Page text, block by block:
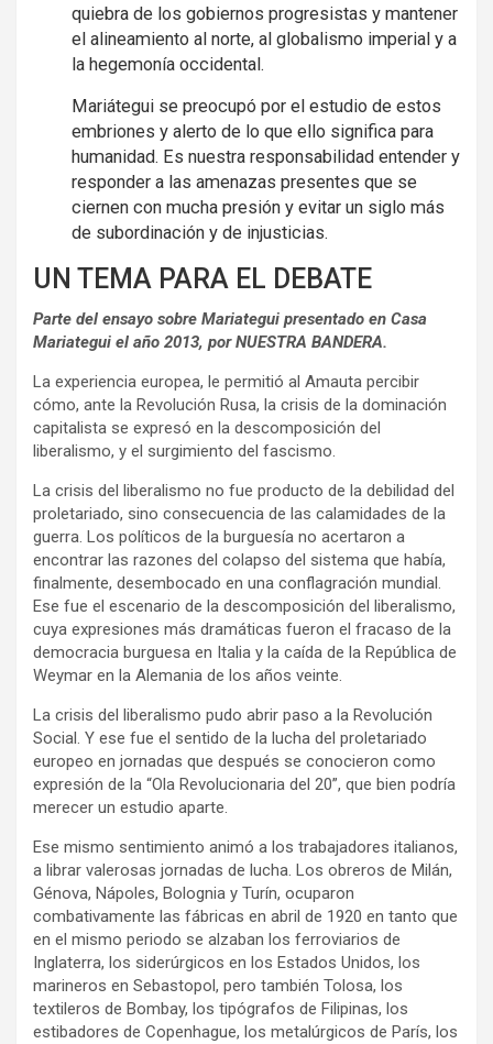
quiebra de los gobiernos progresistas y mantener
el alineamiento al norte, al globalismo imperial y a
la hegemonía occidental.
Mariátegui se preocupó por el estudio de estos
embriones y alerto de lo que ello significa para
humanidad. Es nuestra responsabilidad entender y
responder a las amenazas presentes que se
ciernen con mucha presión y evitar un siglo más
de subordinación y de injusticias.
UN TEMA PARA EL DEBATE
Parte del ensayo sobre Mariategui presentado en Casa
Mariategui el año 2013, por NUESTRA BANDERA.
La experiencia europea, le permitió al Amauta percibir
cómo, ante la Revolución Rusa, la crisis de la dominación
capitalista se expresó en la descomposición del
liberalismo, y el surgimiento del fascismo.
La crisis del liberalismo no fue producto de la debilidad del
proletariado, sino consecuencia de las calamidades de la
guerra. Los políticos de la burguesía no acertaron a
encontrar las razones del colapso del sistema que había,
finalmente, desembocado en una conflagración mundial.
Ese fue el escenario de la descomposición del liberalismo,
cuya expresiones más dramáticas fueron el fracaso de la
democracia burguesa en Italia y la caída de la República de
Weymar en la Alemania de los años veinte.
La crisis del liberalismo pudo abrir paso a la Revolución
Social. Y ese fue el sentido de la lucha del proletariado
europeo en jornadas que después se conocieron como
expresión de la “Ola Revolucionaria del 20”, que bien podría
merecer un estudio aparte.
Ese mismo sentimiento animó a los trabajadores italianos,
a librar valerosas jornadas de lucha. Los obreros de Milán,
Génova, Nápoles, Bolognia y Turín, ocuparon
combativamente las fábricas en abril de 1920 en tanto que
en el mismo periodo se alzaban los ferroviarios de
Inglaterra, los siderúrgicos en los Estados Unidos, los
marineros en Sebastopol, pero también Tolosa, los
textileros de Bombay, los tipógrafos de Filipinas, los
estibadores de Copenhague, los metalúrgicos de París, los